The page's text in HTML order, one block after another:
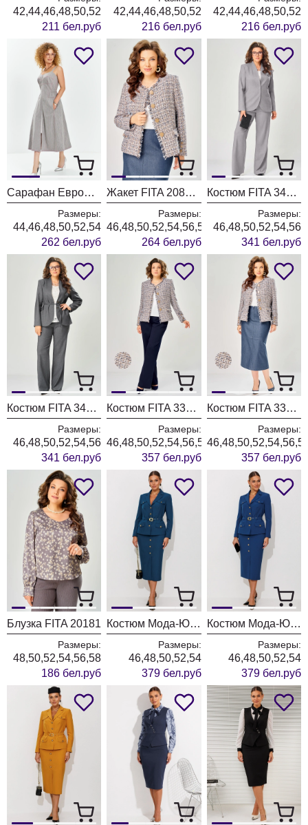
42,44,46,48,50,52
211 бел.руб
42,44,46,48,50,52
216 бел.руб
42,44,46,48,50,52
216 бел.руб
Сарафан ЕвроМода 741 серый + розовая полоска
Размеры:
44,46,48,50,52,54
262 бел.руб
Жакет FITA 20803 бежевый + деним
Размеры:
46,48,50,52,54,56,58,60,62
264 бел.руб
Костюм FITA 3402 серо-бежевый
Размеры:
46,48,50,52,54,56
341 бел.руб
Костюм FITA 3401 графитовый
Размеры:
46,48,50,52,54,56
341 бел.руб
Костюм FITA 3362 сине-бежевый
Размеры:
46,48,50,52,54,56,58,60,62
357 бел.руб
Костюм FITA 3361 бежевый + деним
Размеры:
357 бел.руб
Блузка FITA 20181
Размеры:
48,50,52,54,56,58
186 бел.руб
Костюм Мода-Юрс 26-2935 темная бирюза
Размеры:
46,48,50,52,54
379 бел.руб
Костюм Мода-Юрс 26-2935 синий
Размеры:
46,48,50,52,54
379 бел.руб